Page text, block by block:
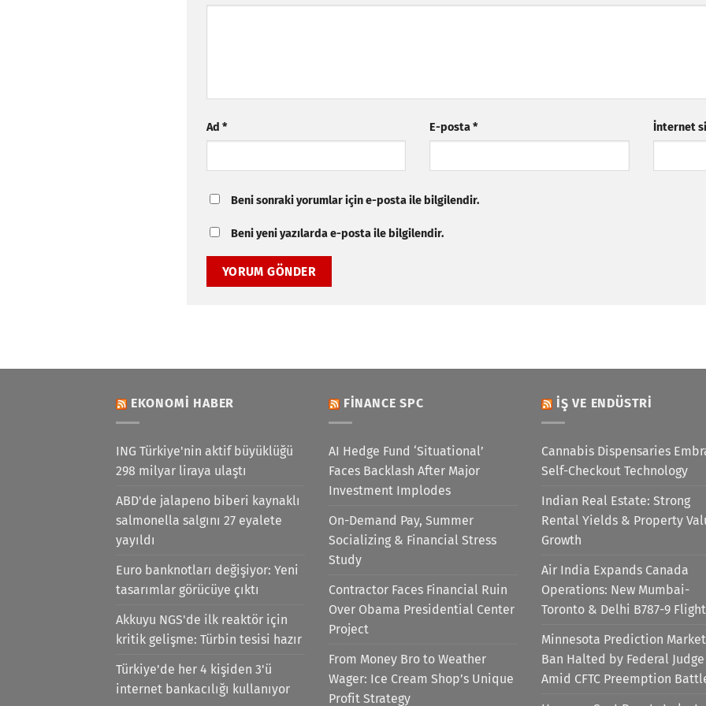
Ad * E-posta* İnternet
Beni sonraki yorumlar için e-posta ile bilgilendir.
Beni yeni yazılarda e-posta ile bilgilendir.
EKONOMI HABER
ING Türkiye'nin aktif büyüklüğü
298 milyar liraya ulaştı
ABD'de jalapeno biberi kaynaklı
salmonella salgını 27 eyalete
yayıldı
Euro banknotları değişiyor: Yeni
tasarımlar görücüye çıktı
Akkuyu NGS'de ilk reaktör için
kritik gelişme: Türbin tesisi hazır
Türkiye'de her 4 kişiden 3'ü
internet bankacılığı kullanıyor
FINANCE SPC
AI Hedge Fund ‘Situational’
Faces Backlash After Major
Investment Implodes
On-Demand Pay, Summer
Socializing & Financial Stress
Study
Contractor Faces Financial Ruin
Over Obama Presidential Center
Project
From Money Bro to Weather
Wager: Ice Cream Shop’s Unique
Profit Strategy
İŞ VE ENDÜSTRI
Cannabis Dispensaries
Self-Checkout Technology
Indian Real Estate: Strong
Rental Yields & Property
Growth
Air India Expands Canada
Operations: New Mumbai-
Toronto & Delhi B787-9
Minnesota Prediction Market
Ban Halted by Federal Judge
Amid CFTC Preemption